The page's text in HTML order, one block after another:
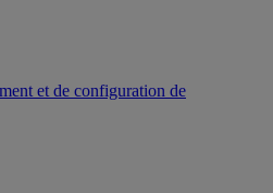
et de configuration de